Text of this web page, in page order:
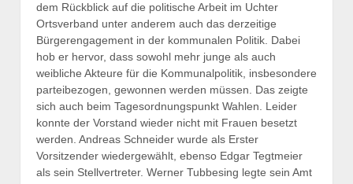
dem Rückblick auf die politische Arbeit im Uchter
Ortsverband unter anderem auch das derzeitige
Bürgerengagement in der kommunalen Politik. Dabei
hob er hervor, dass sowohl mehr junge als auch
weibliche Akteure für die Kommunalpolitik, insbesondere
parteibezogen, gewonnen werden müssen. Das zeigte
sich auch beim Tagesordnungspunkt Wahlen. Leider
konnte der Vorstand wieder nicht mit Frauen besetzt
werden. Andreas Schneider wurde als Erster
Vorsitzender wiedergewählt, ebenso Edgar Tegtmeier
als sein Stellvertreter. Werner Tubbesing legte sein Amt